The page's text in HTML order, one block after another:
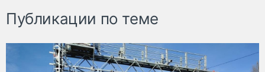
Публикации по теме